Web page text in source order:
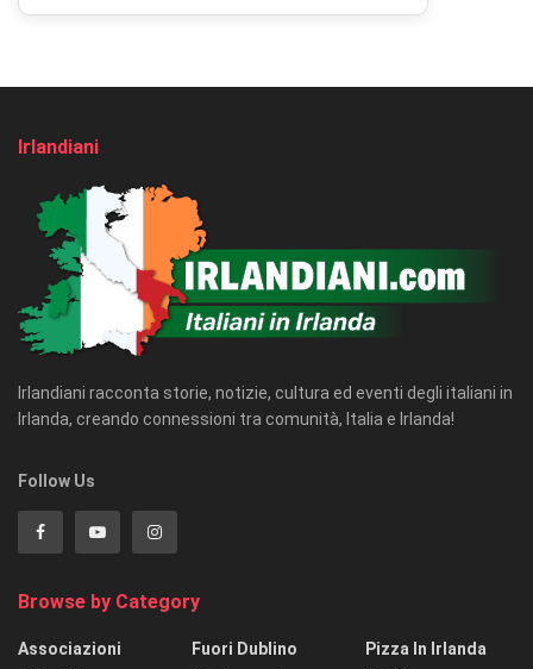
Irlandiani
Irlandiani racconta storie, notizie, cultura ed eventi degli italiani in
Irlanda, creando connessioni tra comunità, Italia e Irlanda!
Follow Us
Browse by Category
Associazioni
Fuori Dublino
Pizza In Irlanda